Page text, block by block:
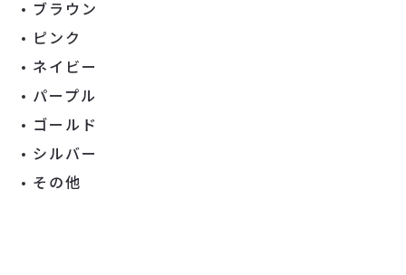
ブラウン
ピンク
ネイビー
パープル
ゴールド
シルバー
その他